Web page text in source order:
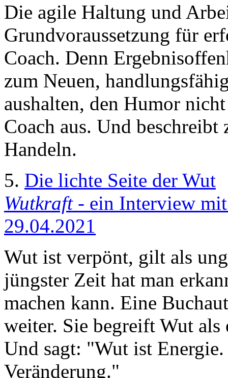
Die agile Haltung und
Grundvoraussetzung für
Coach. Denn
zum Neuen,
aushalten, den Humor
Coach aus. Und
Handeln.
5. Die lichte Seite der Wut
Wutkraft- ein Interview
29.04.2021
Wut ist verpönt, gilt als
jüngster Zeit hat man
machen kann. Eine
weiter. Sie begreift Wut
Und sagt: "Wut ist
Veränderung."